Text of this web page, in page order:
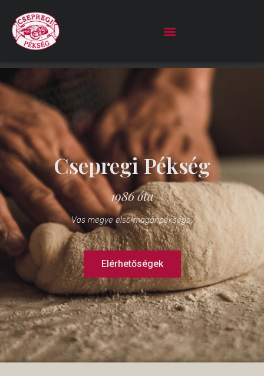
Csepregi Pékség
1986 óta
Vas megye első magánpéksége.
Elérhetőségek